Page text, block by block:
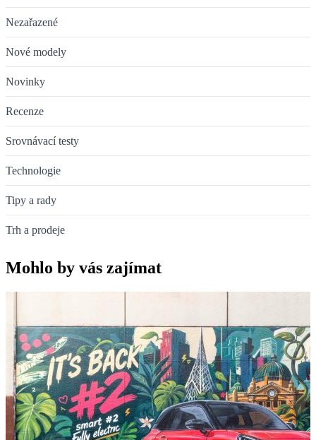
Nezařazené
Nové modely
Novinky
Recenze
Srovnávací testy
Technologie
Tipy a rady
Trh a prodeje
Mohlo by vás zajímat